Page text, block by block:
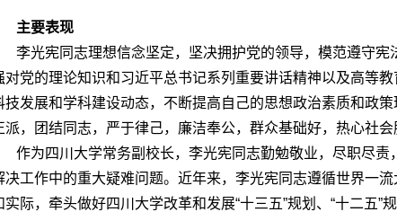
主要表现
李光宪同志理想信念坚定，坚决拥护党的领导，模范遵守
对党的理论知识和习近平总书记系列重要讲话精神以及高等
技发展和学科建设动态，不断提高自己的思想政治素质和政
派，团结同志，严于律己，廉洁奉公，群众基础好，热心社会
作为四川大学常务副校长，李光宪同志勤勉敬业，尽职尽
决工作中的重大疑难问题。近年来，李光宪同志遵循世界一
实际，牵头做好四川大学改革和发展“十三五”规划、“十二五”